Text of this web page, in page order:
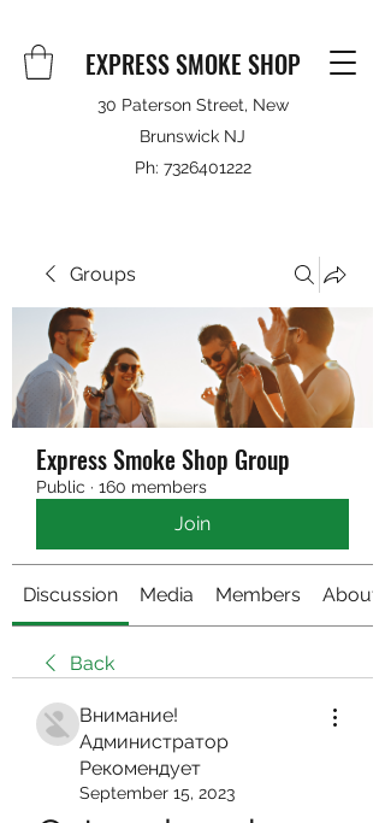
EXPRESS SMOKE SHOP
30 Paterson Street, New
Brunswick NJ
Ph: 7326401222
Groups
Express Smoke Shop Group
Public · 160 members
Join
Discussion Media Members About
Back
Внимание!
Администратор
Рекомендует
September 15, 2023